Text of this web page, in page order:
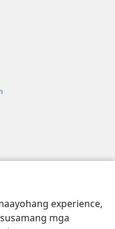
experience,
mga